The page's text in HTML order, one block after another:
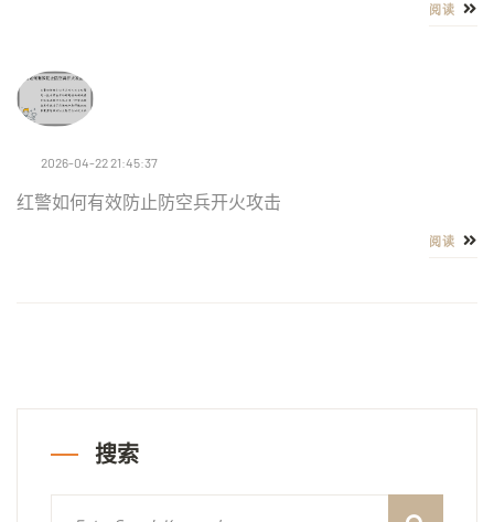
阅读
2026-04-22 21:45:37
红警如何有效防止防空兵开火攻击
阅读
搜索